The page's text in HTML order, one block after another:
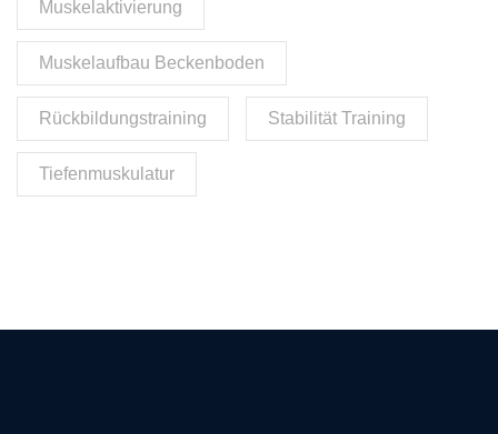
Muskelaktivierung
Muskelaufbau Beckenboden
Rückbildungstraining Stabilität Training
Tiefenmuskulatur